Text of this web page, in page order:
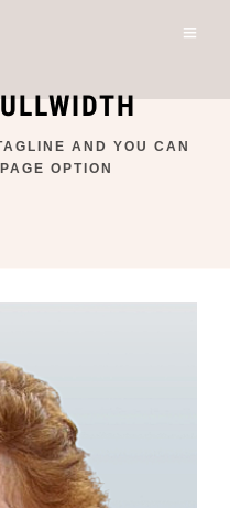
AND YOU CAN
OPTION